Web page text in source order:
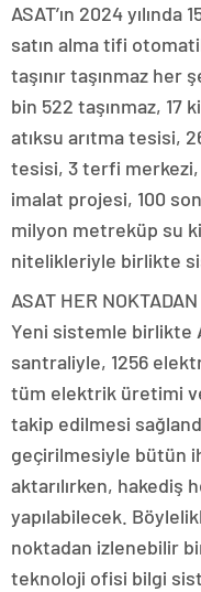
ASAT’ın 2024
satın alma tifi
taşınır taşınmaz her
bin 522 taşınmaz, 17
atıksu arıtma tesisi,
tesisi, 3 terfi
imalat projesi, 100
milyon metreküp su
nitelikleriyle birlikte
ASAT HER
Yeni sistemle birlikte
santraliyle, 1256
tüm elektrik üretimi
takip edilmesi
geçirilmesiyle bütün
aktarılırken, hakediş
yapılabilecek.
noktadan izlenebilir
teknoloji ofisi bilgi